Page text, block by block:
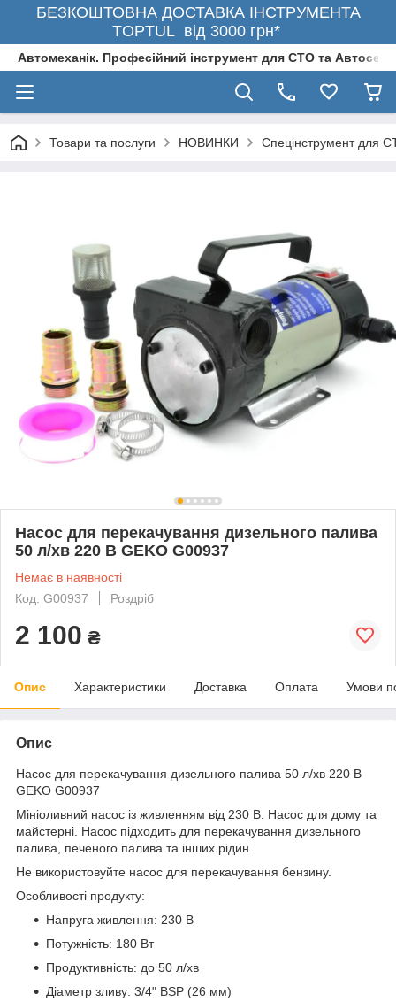
БЕЗКОШТОВНА ДОСТАВКА ІНСТРУМЕНТА
TOPTUL від 3000 грн*
Автомеханік. Професійний інструмент для СТО та
Товари та послуги НОВИНКИ Спецінструмент для
Насос для перекачування дизельного палива
50 л/хв 220 В GEKO G00937
Немає в наявності
Код: G00937
Роздріб
2 100 ₴
Опис Характеристики Доставка Оплата Умови
Опис
Насос для перекачування дизельного палива 50 л/хв 220 В
GEKO G00937
Мініоливний насос із живленням від 230 В. Насос для дому та
майстерні. Насос підходить для перекачування дизельного
палива, печеного палива та інших рідин.
Не використовуйте насос для перекачування бензину.
Особливості продукту:
Напруга живлення: 230 В
Потужність: 180 Вт
Продуктивність: до 50 л/хв
Діаметр зливу: 3/4" BSP (26 мм)